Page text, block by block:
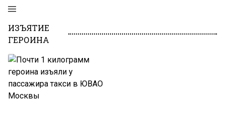
ИЗЪЯТИЕ
ГЕРОИНА